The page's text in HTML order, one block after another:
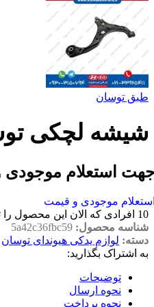
طبق توسان
شیشه لچکی
استعلام موجودی
موجودی و قیمت
10 افرادی که الان این محصول
شناسه محصول: 5a42c36fbc59
دسته: لوازم یدکی هیوندای توسان
به اشتراک بگذارید:
توضیحات
نحوه ارسال
نحوه پرداخت